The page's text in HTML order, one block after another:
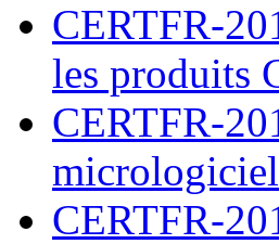
CERTFR-
les produits
CERTFR-
CERTFR-